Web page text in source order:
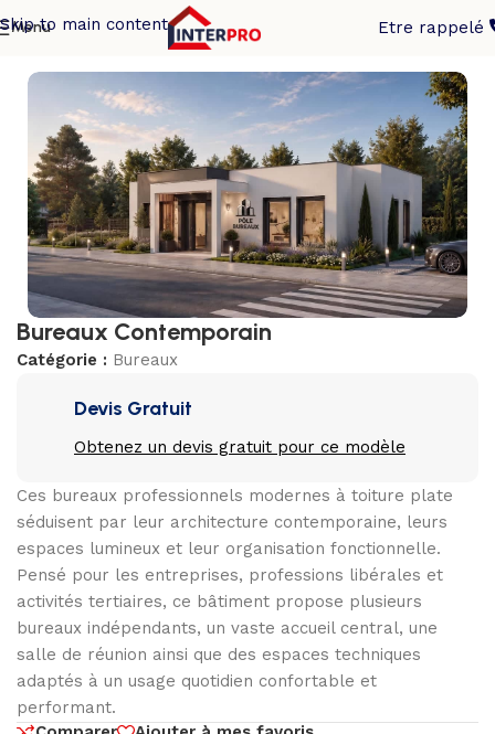
Skip to main content
Menu
Etre rappelé
Bureaux Contemporain
Catégorie : Bureaux
Devis Gratuit
Obtenez un devis gratuit pour ce modèle
Ces bureaux professionnels modernes à toiture plate
séduisent par leur architecture contemporaine, leurs
espaces lumineux et leur organisation fonctionnelle.
Pensé pour les entreprises, professions libérales et
activités tertiaires, ce bâtiment propose plusieurs
bureaux indépendants, un vaste accueil central, une
salle de réunion ainsi que des espaces techniques
adaptés à un usage quotidien confortable et
performant.